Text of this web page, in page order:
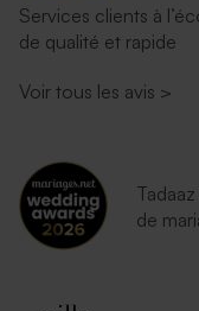
Services clients à
de qualité et rapide
Voir tous les avis >
de